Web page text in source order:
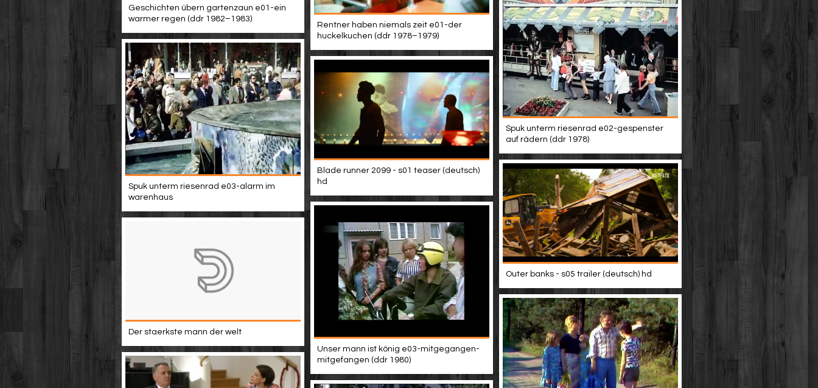
Geschichten übern gartenzaun e01-ein
warmer regen (ddr 1982–1983)
Rentner haben niemals zeit e01-der
huckelkuchen (ddr 1978–1979)
Spuk unterm riesenrad e02-gespenster
auf rädern (ddr 1978)
Spuk unterm riesenrad e03-alarm im
warenhaus
Blade runner 2099 - s01 teaser (deutsch)
hd
Outer banks - s05 trailer (deutsch) hd
Unser mann ist könig e03-mitgegangen-
mitgefangen (ddr 1980)
Der staerkste mann der welt